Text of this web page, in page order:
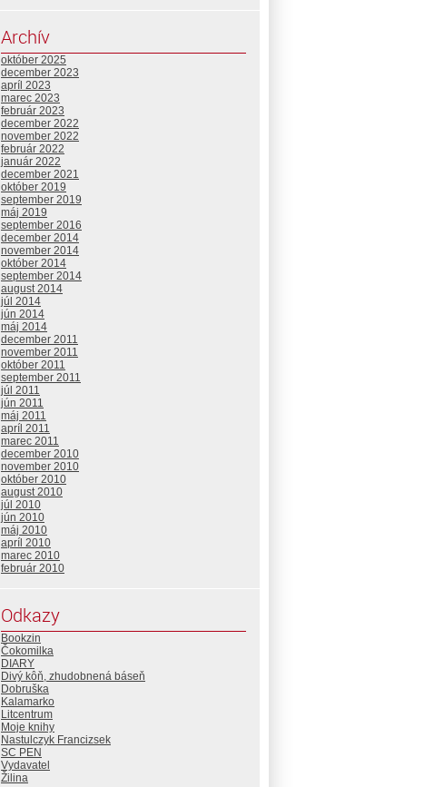
Archív
október 2025
december 2023
apríl 2023
marec 2023
február 2023
december 2022
november 2022
február 2022
január 2022
december 2021
október 2019
september 2019
máj 2019
september 2016
december 2014
november 2014
október 2014
september 2014
august 2014
júl 2014
jún 2014
máj 2014
december 2011
november 2011
október 2011
september 2011
júl 2011
jún 2011
máj 2011
apríl 2011
marec 2011
december 2010
november 2010
október 2010
august 2010
júl 2010
jún 2010
máj 2010
apríl 2010
marec 2010
február 2010
Odkazy
Bookzin
Čokomilka
DIARY
Divý kôň, zhudobnená báseň
Dobruška
Kalamarko
Litcentrum
Moje knihy
Nastulczyk Francizsek
SC PEN
Vydavatel
Žilina